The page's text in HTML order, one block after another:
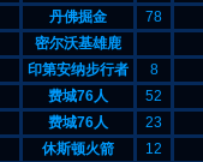
丹佛掘金
78
密尔沃基雄鹿
印第安纳步行者
8
费城76人
52
费城76人
23
休斯顿火箭
12